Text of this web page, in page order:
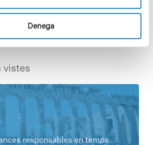
Denega
vistes
responsables en temps